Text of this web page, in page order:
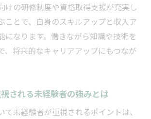
けの研修制度や資格取得支援が充実し
ことで、自身のスキルアップと収入ア
になります。働きながら知識や技術を
、将来的なキャリアアップにもつなが
される未経験者の強みとは
て未経験者が重視されるポイントは、